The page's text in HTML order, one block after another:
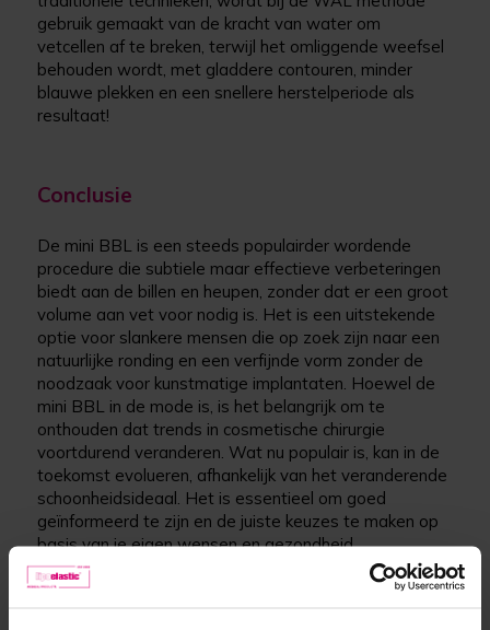
gebruik gemaakt van de kracht van water om
vetcellen af te breken, terwijl het omliggende weefsel
behouden wordt, met gladdere contouren, minder
blauwe plekken en een snellere herstelperiode als
resultaat!
Conclusie
De mini BBL is een steeds populairder wordende
procedure die subtiele maar effectieve verbeteringen
biedt aan de billen en heupen, zonder dat er een groot
volume aan vet voor nodig is. Het is een uitstekende
optie voor slankere mensen die op zoek zijn naar een
natuurlijke ronding en een verfijnde vorm zonder de
noodzaak voor kunstmatige implantaten. Hoewel de
mini BBL in de mode is, is het belangrijk om te
onthouden dat trends in cosmetische chirurgie
voortdurend veranderen. Wat nu populair is, kan in de
toekomst evolueren, afhankelijk van het veranderende
schoonheidsideaal. Het is essentieel om goed
geïnformeerd te zijn en de juiste keuzes te maken op
basis van je eigen wensen en gezondheid.